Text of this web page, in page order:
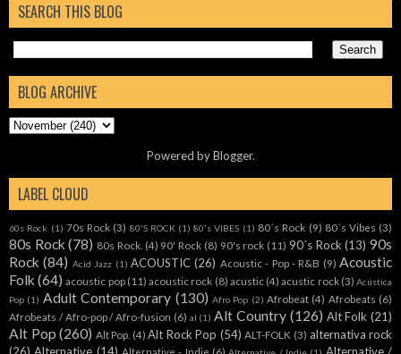
SEARCH THIS BLOG
BLOG ARCHIVE
Powered byBlogger.
LABEL CLOUD
60s Rock (1) 70s Rock (3) 80'S ROCK (1) 80's VIBES (1) 80´s Rock (9) 80´s Vibes (3)
80s Rock (78) 80s Rock. (4) 90' Rock (8) 90's rock (11) 90´s Rock (13) 90s
Rock (84) Acid Jazz (1) ACOUSTIC (26) Acoustic - Pop - R&B (9) Acoustic
Folk (64) acoustic pop (11) acoustic rock (8) acustic (4) acustic rock (3) Acústica
Pop (1) Adult Contemporary (130) Afro Pop (2) Afrobeat (4) Afrobeats (6)
Afrobeats / Afro-pop / Afro-fusion (6) al (1) Alt Country (126) Alt Folk (21)
Alt Pop (260) Alt Pop. (4) Alt Rock Pop (54) ALT-FOLK (3) alternativa rock
Alternative - Indie (6)